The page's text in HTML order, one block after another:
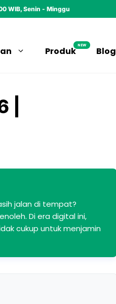
WIB, Senin - Minggu
Produk
NEW
Blog
|
jalan di tempat?
Di era digital ini,
cukup untuk menjamin